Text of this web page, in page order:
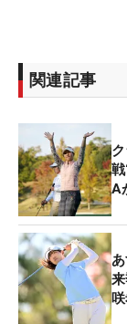
関連記事
A